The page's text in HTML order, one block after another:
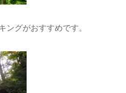
ングがおすすめです。